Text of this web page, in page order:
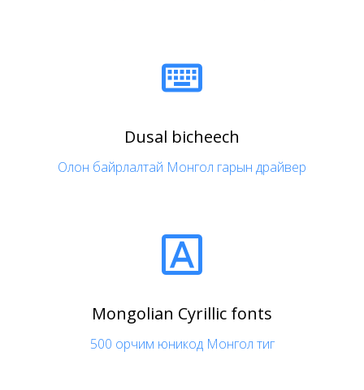

Dusal bicheech
Олон байрлалтай Монгол гарын драйвер

Mongolian Cyrillic fonts
500 орчим юникод Монгол тиг